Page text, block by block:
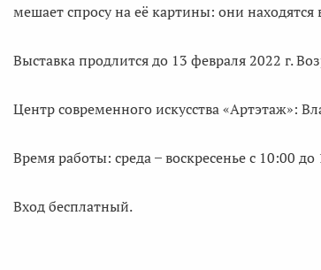
мешает спросу на её картины: они
Выставка продлится до 13 февраля 2022 г.
Центр современного искусства «Артэтаж»:
Время работы: среда ̶ воскресенье с 10:00 до
Вход бесплатный.